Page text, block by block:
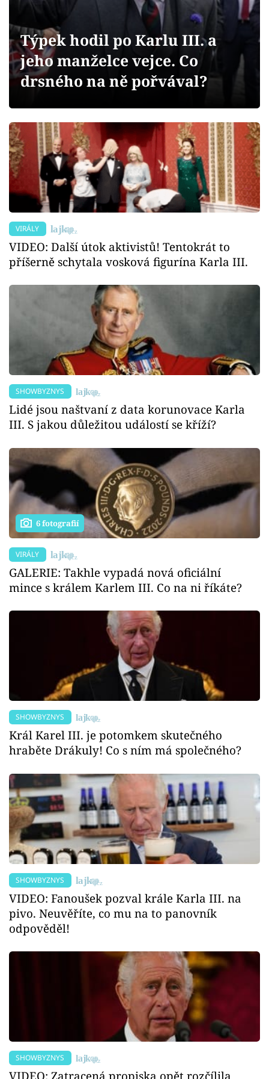
Videa
Sledujte prima+
Sledujte nás
Týpek hodil po Karlu III. a
jeho manželce vejce. Co
drsného na ně pořvával?
VIRÁLY
VIDEO: Další útok aktivistů! Tentokrát to
příšerně schytala vosková figurína Karla III.
SHOWBYZNYS
Lidé jsou naštvaní z data korunovace Karla
III. S jakou důležitou událostí se kříží?
6 fotografií
VIRÁLY
GALERIE: Takhle vypadá nová oficiální
mince s králem Karlem III. Co na ni říkáte?
SHOWBYZNYS
Král Karel III. je potomkem skutečného
hraběte Drákuly! Co s ním má společného?
SHOWBYZNYS
VIDEO: Fanoušek pozval krále Karla III. na
pivo. Neuvěříte, co mu na to panovník
odpověděl!
SHOWBYZNYS
VIDEO: Zatracená propiska opět rozčílila